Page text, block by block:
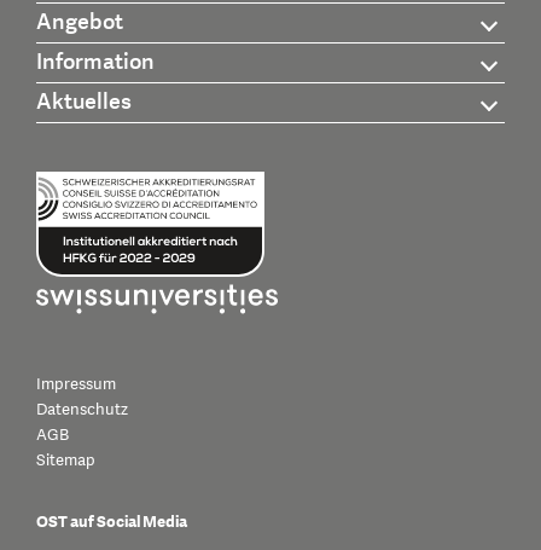
Angebot
Information
Aktuelles
Impressum
Datenschutz
AGB
Sitemap
OST auf Social Media